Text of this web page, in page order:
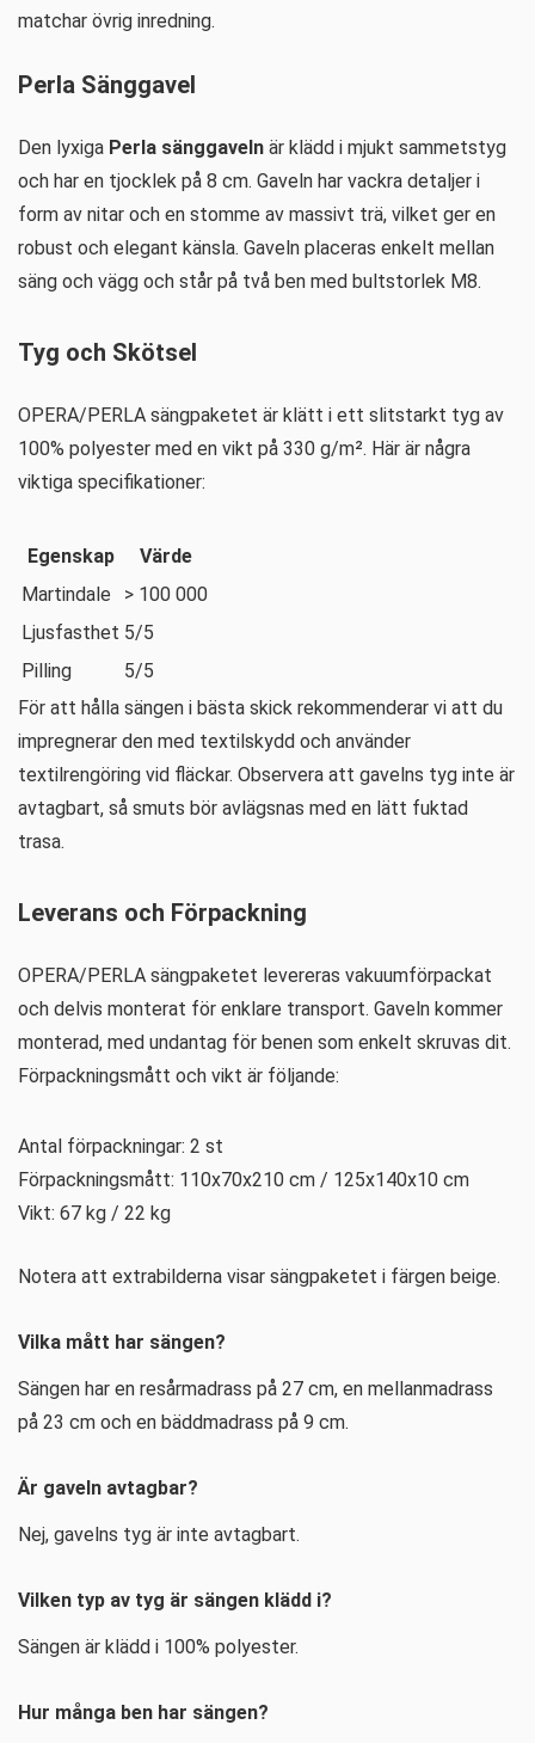
matchar övrig inredning.
Perla Sänggavel
Den lyxiga Perla sänggaveln är klädd i mjukt sammetstyg
och har en tjocklek på 8 cm. Gaveln har vackra detaljer i
form av nitar och en stomme av massivt trä, vilket ger en
robust och elegant känsla. Gaveln placeras enkelt mellan
säng och vägg och står på två ben med bultstorlek M8.
Tyg och Skötsel
OPERA/PERLA sängpaketet är klätt i ett slitstarkt tyg av
100% polyester med en vikt på 330 g/m². Här är några
viktiga specifikationer:
Egenskap
Värde
Martindale
> 100 000
Ljusfasthet 5/5
Pilling
5/5
För att hålla sängen i bästa skick rekommenderar vi att du
impregnerar den med textilskydd och använder
textilrengöring vid fläckar. Observera att gavelns tyg inte är
avtagbart, så smuts bör avlägsnas med en lätt fuktad
trasa.
Leverans och Förpackning
OPERA/PERLA sängpaketet levereras vakuumförpackat
och delvis monterat för enklare transport. Gaveln kommer
monterad, med undantag för benen som enkelt skruvas dit.
Förpackningsmått och vikt är följande:
Antal förpackningar: 2 st
Förpackningsmått: 110x70x210 cm / 125x140x10 cm
Vikt: 67 kg / 22 kg
Notera att extrabilderna visar sängpaketet i färgen beige.
Vilka mått har sängen?
Sängen har en resårmadrass på 27 cm, en mellanmadrass
på 23 cm och en bäddmadrass på 9 cm.
Är gaveln avtagbar?
Nej, gavelns tyg är inte avtagbart.
Vilken typ av tyg är sängen klädd i?
Sängen är klädd i 100% polyester.
Hur många ben har sängen?